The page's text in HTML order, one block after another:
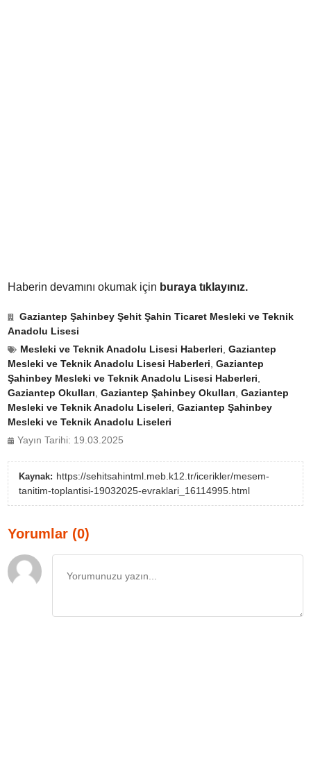
Haberin devamını okumak için buraya tıklayınız.
Gaziantep Şahinbey Şehit Şahin Ticaret Mesleki ve Teknik
Anadolu Lisesi
Mesleki ve Teknik Anadolu Lisesi Haberleri ,Gaziantep
Mesleki ve Teknik Anadolu Lisesi Haberleri ,Gaziantep
Şahinbey Mesleki ve Teknik Anadolu Lisesi Haberleri
Gaziantep Okulları ,Gaziantep Şahinbey Okulları ,Gaziantep
Mesleki ve Teknik Anadolu Liseleri ,Gaziantep Şahinbey
Mesleki ve Teknik Anadolu Liseleri
Yayın Tarihi: 19.03.2025
Kaynak: https://sehitsahintml.meb.k12.tr/icerikler/mesem-
tanitim-toplantisi-19032025-evraklari_16114995.html
Yorumlar (0)